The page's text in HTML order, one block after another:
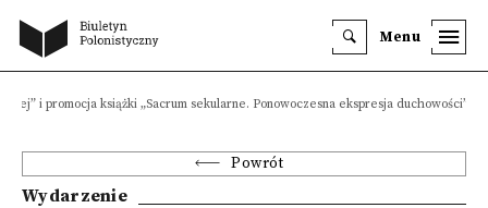
Menu
i promocja książki „Sacrum sekularne. Ponowoczesna ekspresja duchowości”
Powrót
Wydarzenie